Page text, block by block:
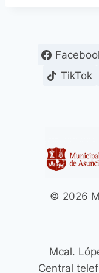
TikTok
© 2026
Mcal.
Central